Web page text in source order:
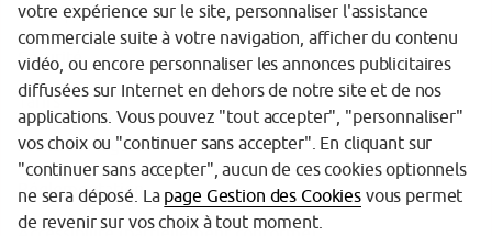
Politique cookies
Sécurité
Tarifs
Mentions légales
Réglementation
votre expérience sur le site, personnaliser l'assistance
commerciale suite à votre navigation, afficher du contenu
vidéo, ou encore personnaliser les annonces publicitaires
diffusées sur Internet en dehors de notre site et de nos
applications. Vous pouvez "tout accepter", "personnaliser"
vos choix ou "continuer sans accepter". En cliquant sur
"continuer sans accepter", aucun de ces cookies optionnels
ne sera déposé. La page Gestion des Cookiesvous permet
de revenir sur vos choix à tout moment.